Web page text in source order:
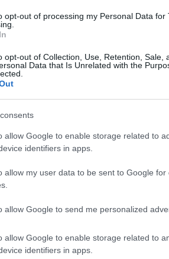
opt-out of processing my Personal Data for
opt-out of Collection, Use, Retention, Sale,
Data that Is Unrelated with the
allow Google to enable storage related to
identifiers in apps.
allow my user data to be sent to Google for
allow Google to send me personalized
allow Google to enable storage related to
identifiers in apps.
lehet.
érinti: ezért veszélyes a
nem is oldható meg egyetlen
és a zsírlebontást, míg a fekete
az étvágyat, a zöld kávé pedig
a csili és a kurkuma
A fahéj az inzulinérzékenység